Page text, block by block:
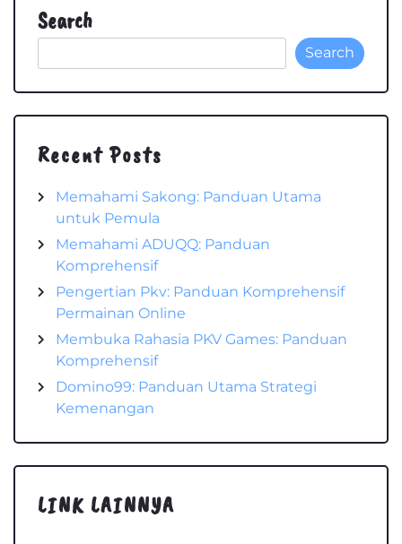
Search
Search
Recent Posts
Memahami Sakong: Panduan Utama
untuk Pemula
Memahami ADUQQ: Panduan
Komprehensif
Pengertian Pkv: Panduan Komprehensif
Permainan Online
Membuka Rahasia PKV Games: Panduan
Komprehensif
Domino99: Panduan Utama Strategi
Kemenangan
LINK LAINNYA